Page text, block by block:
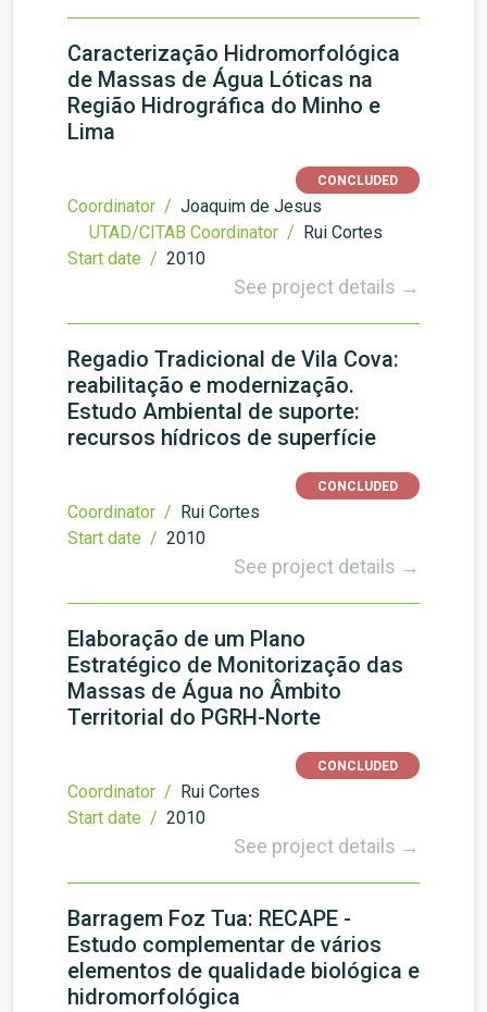
Caracterização Hidromorfológica
de Massas de Água Lóticas na
Região Hidrográfica do Minho e
Lima
CONCLUDED
Coordinator / Joaquim de Jesus
UTAD/CITAB Coordinator / Rui Cortes
Start date / 2010
See project details →
Regadio Tradicional de Vila Cova:
reabilitação e modernização.
Estudo Ambiental de suporte:
recursos hídricos de superfície
CONCLUDED
Coordinator / Rui Cortes
Start date / 2010
See project details →
Elaboração de um Plano
Estratégico de Monitorização das
Massas de Água no Âmbito
Territorial do PGRH-Norte
CONCLUDED
Coordinator / Rui Cortes
Start date / 2010
See project details →
Barragem Foz Tua: RECAPE -
Estudo complementar de vários
elementos de qualidade biológica e
hidromorfológica